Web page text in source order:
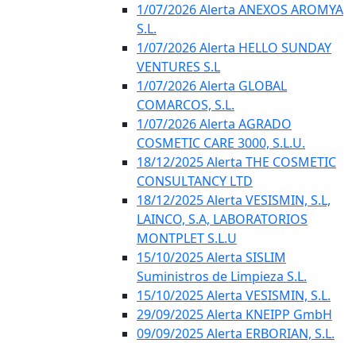
1/07/2026 Alerta ANEXOS AROMYA
S.L.
1/07/2026 Alerta HELLO SUNDAY
VENTURES S.L
1/07/2026 Alerta GLOBAL
COMARCOS, S.L.
1/07/2026 Alerta AGRADO
COSMETIC CARE 3000, S.L.U.
18/12/2025 Alerta THE COSMETIC
CONSULTANCY LTD
18/12/2025 Alerta VESISMIN, S.L,
LAINCO, S.A, LABORATORIOS
MONTPLET S.L.U
15/10/2025 Alerta SISLIM
Suministros de Limpieza S.L.
15/10/2025 Alerta VESISMIN, S.L.
29/09/2025 Alerta KNEIPP GmbH
09/09/2025 Alerta ERBORIAN, S.L.